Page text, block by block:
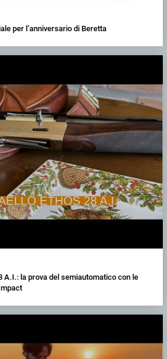
per l’anniversario di Beretta
A.I.: la prova del semiautomatico con le